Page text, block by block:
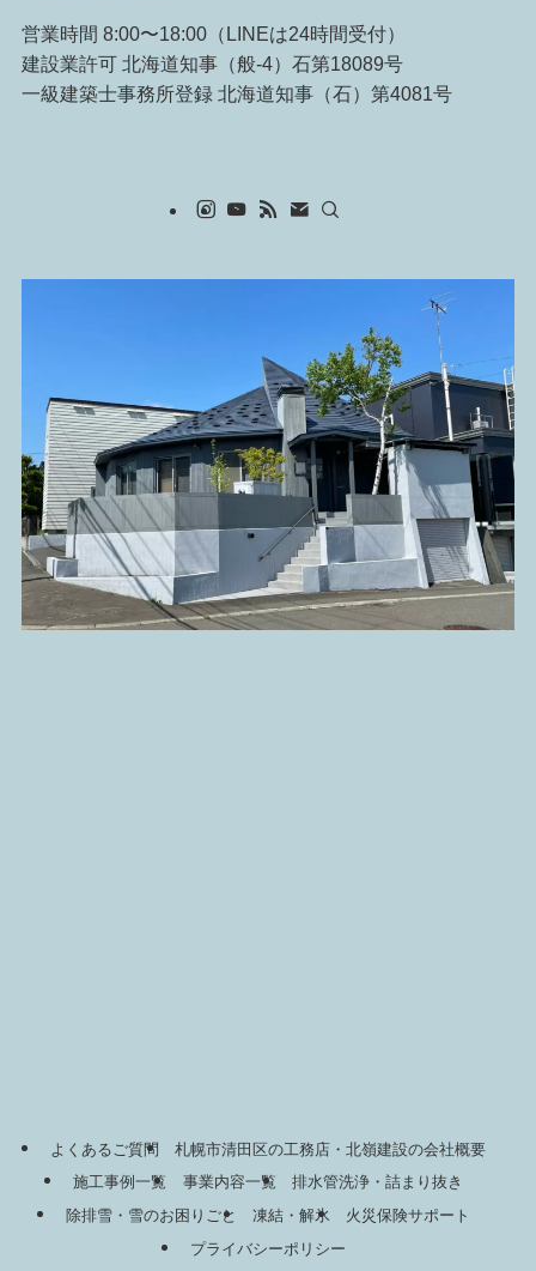
営業時間 8:00〜18:00（LINEは24時間受付）
建設業許可 北海道知事（般-4）石第18089号
一級建築士事務所登録 北海道知事（石）第4081号
よくあるご質問
札幌市清田区の工務店・北嶺建設の会社概要
施工事例一覧
事業内容一覧
排水管洗浄・詰まり抜き
除排雪・雪のお困りごと
凍結・解氷
火災保険サポート
プライバシーポリシー